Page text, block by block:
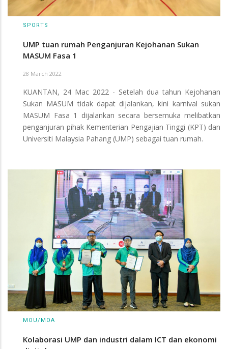
SPORTS
UMP tuan rumah Penganjuran Kejohanan Sukan
MASUM Fasa 1
28 March 2022
KUANTAN, 24 Mac 2022 - Setelah dua tahun Kejohanan
Sukan MASUM tidak dapat dijalankan, kini karnival sukan
MASUM Fasa 1 dijalankan secara bersemuka melibatkan
penganjuran pihak Kementerian Pengajian Tinggi (KPT) dan
Universiti Malaysia Pahang (UMP) sebagai tuan rumah.
MOU/MOA
Kolaborasi UMP dan industri dalam ICT dan ekonomi